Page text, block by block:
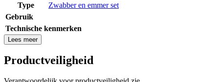
Type
Zwabber en emmer set
Gebruik
Technische kenmerken
Lees meer
Productveiligheid